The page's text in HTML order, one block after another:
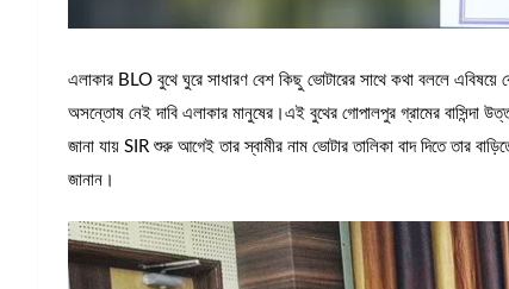
এলাকার BLO বুথে ঘুরে সাধারণ বেশ কিছু ভোটারের সাথে কথা বললে
অসন্তোষ নেই দাবি এলাকার মানুষের।এই বুথের গোপালপুর গ্রামের বাসিন্দা
জানা যায় SIR শুরু আগেই তার স্বামীর নাম ভোটার তালিকা বাদ দিতে তার
জানান।